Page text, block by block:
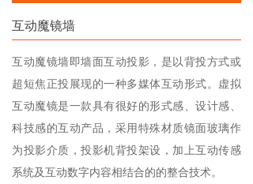
互动魔镜墙
互动魔镜墙即墙面互动投影，是以背投方式或
超短焦正投展现的一种多媒体互动形式。虚拟
互动魔镜是一款具有很好的形式感、设计感、
科技感的互动产品，采用特殊材质镜面玻璃作
为投影介质，投影机背投架设，加上互动传感
系统及互动数字内容相结合的的整合技术。